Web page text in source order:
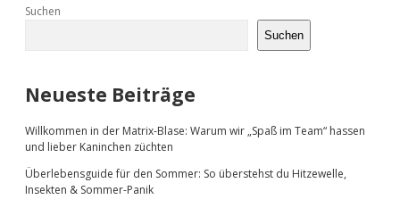
Sidebar
Suchen
Suchen
Neueste Beiträge
Willkommen in der Matrix-Blase: Warum wir „Spaß im Team“ hassen
und lieber Kaninchen züchten
Überlebensguide für den Sommer: So überstehst du Hitzewelle,
Insekten & Sommer-Panik